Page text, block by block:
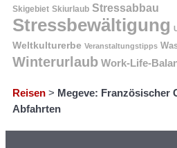
Skigebiet Skiurlaub Stressabbau
Stressbewältigung
Weltkulturerbe Veranstaltungstipps
Winterurlaub Work-Life-
Reisen > Megeve: Französischer
Abfahrten